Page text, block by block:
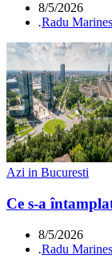
8/5/2026
.Radu
Azi in Bucuresti
Ce s-a
8/5/2026
.Radu